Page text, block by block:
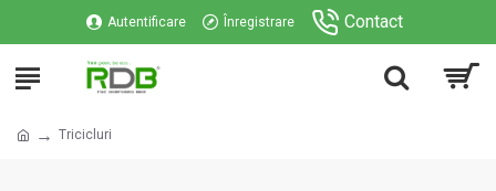
Autentificare Înregistrare Contact
Tricicluri